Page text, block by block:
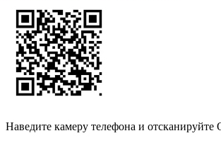
Наведите камеру телефона и отсканируйте